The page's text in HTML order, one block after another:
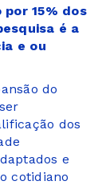
15% dos
é a
e ou
do
dos
e
cotidiano